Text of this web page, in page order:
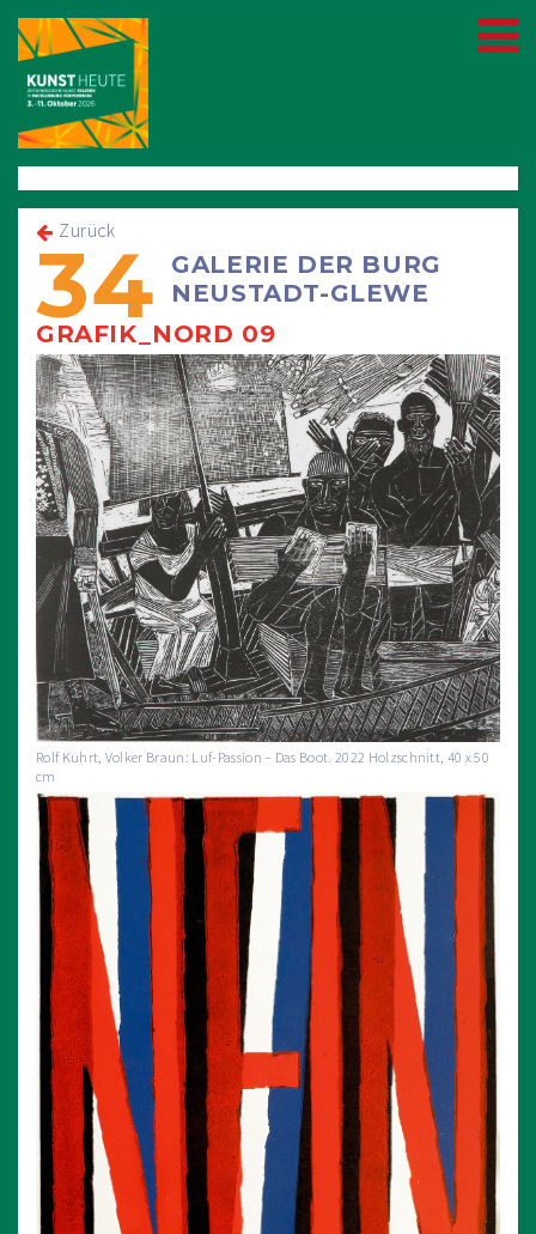
34
GALERIE DER BURG
NEUSTADT-GLEWE
GRAFIK_NORD 09
Rolf Kuhrt, Volker Braun: Luf-Passion – Das Boot. 2022 Holzschnitt, 40 x 50
cm
Zurück